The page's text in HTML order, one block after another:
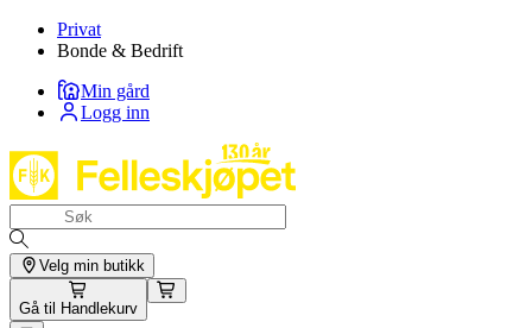
Privat
Bonde & Bedrift
Min gård
Logg inn
Velg min butikk
Gå til Handlekurv